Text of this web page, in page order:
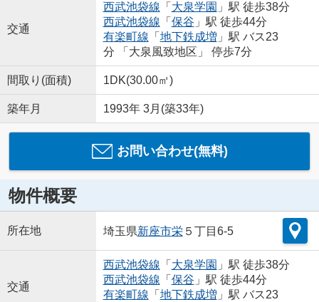
交通
西武池袋線 「 大泉学園 」駅 徒歩38分
西武池袋線 「 保谷 」駅 徒歩44分
有楽町線 「 地下鉄成増 」駅 バス23
分 「大泉風致地区」 停歩7分
間取り(面積) 1DK(30.00㎡)
築年月 1993年 3月(築33年)
お問い合わせ(無料)
物件概要
所在地 埼玉県新座市栄５丁目6-5
交通
西武池袋線 「 大泉学園 」駅 徒歩38分
西武池袋線 「 保谷 」駅 徒歩44分
有楽町線 「 地下鉄成増 」駅 バス23